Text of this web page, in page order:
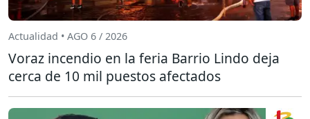
Actualidad • AGO 6 / 2026
Voraz incendio en la feria Barrio Lindo deja
cerca de 10 mil puestos afectados